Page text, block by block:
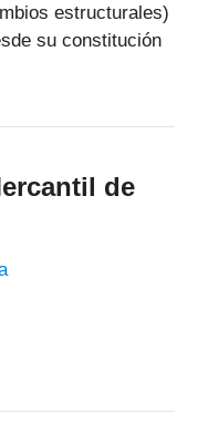
estructurales)
su constitución
de